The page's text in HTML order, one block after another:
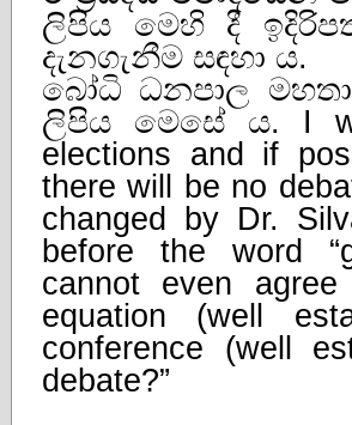
ලිපිය මෙහි දී
දැනගැනීම සඳහා ය.
බෝධි ධනපාල මහතා
ලිපිය මෙසේ ය. I
elections and if
there will be no
changed by Dr.
before the word
cannot even
equation (well
conference (well
debate?”